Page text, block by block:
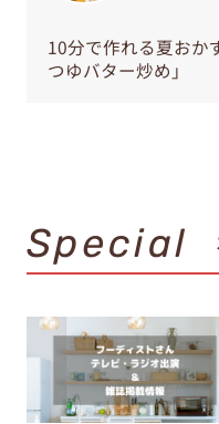
10分で作れる夏おか
つゆバター炒め」
Special